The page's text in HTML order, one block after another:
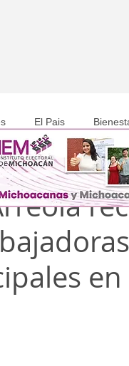
El Pais
COVID-19
8 abr 2025 1 min de